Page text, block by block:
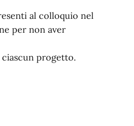
al colloquio nel
per non aver
progetto.